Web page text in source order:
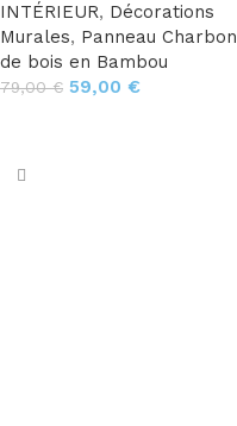
INTÉRIEUR, Décorations
Murales, Panneau Charbon
de bois en Bambou
79,00€ 59,00 €